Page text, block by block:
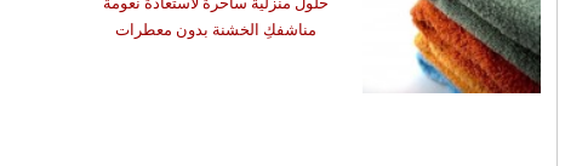
مناشفكِ الخشنة بدون معطرات